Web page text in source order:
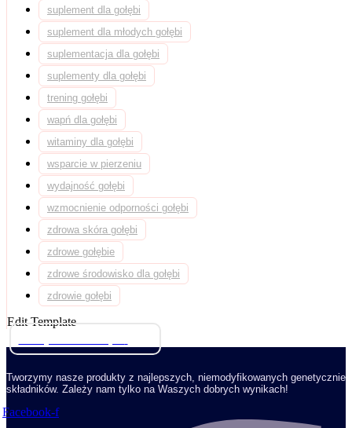
suplement dla gołębi
suplement dla młodych gołębi
suplementacja dla gołębi
suplementy dla gołębi
trening gołębi
wapń dla gołębi
witaminy dla gołębi
wsparcie w pierzeniu
wydajność gołębi
wzmocnienie odporności gołębi
zdrowa skóra gołębi
zdrowe gołębie
zdrowe środowisko dla gołębi
zdrowie gołębi
Edit Template
Tworzymy nasze produkty z najlepszych, niemodyfikowanych genetycznie
składników. Zależy nam tylko na Waszych dobrych wynikach!
Facebook-f